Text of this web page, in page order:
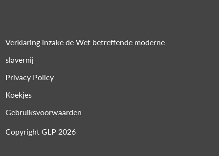
Verklaring inzake de Wet betreffende moderne
slavernij
Privacy Policy
Koekjes
Gebruiksvoorwaarden
Copyright GLP 2026